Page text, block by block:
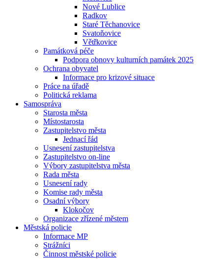
Nové Lublice
Radkov
Staré Těchanovice
Svatoňovice
Větřkovice
Památková péče
Podpora obnovy kulturních památek 2025
Ochrana obyvatel
Informace pro krizové situace
Práce na úřadě
Politická reklama
Samospráva
Starosta města
Místostarosta
Zastupitelstvo města
Jednací řád
Usnesení zastupitelstva
Zastupitelstvo on-line
Výbory zastupitelstva města
Rada města
Usnesení rady
Komise rady města
Osadní výbory
Klokočov
Organizace zřízené městem
Městská policie
Informace MP
Strážníci
Činnost městské policie